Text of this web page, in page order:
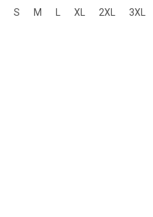
S M L XL 2XL 3XL